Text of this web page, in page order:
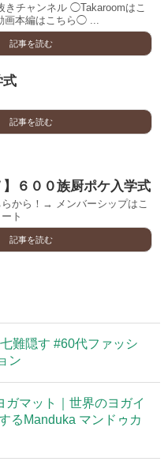
きチャンネル ◯Takaroomはこ
本編はこちら◯ ...
記事を読む
式
記事を読む
】６００族厨ポケ入学式
から！→ メンバーシップはこ
ト
記事を読む
難隠す #60代ファッシ
ン
ガマット｜世界のヨガイ
るManduka マンドゥカ